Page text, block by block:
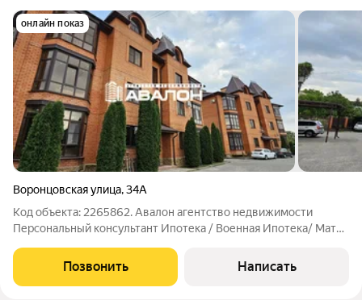
онлайн показ
Воронцовская улица,34А
Код объекта: 2265862. Авалон агентство недвижимости
Персональный консультант Ипотека / Военная Ипотека/ Мат
Удобная планировка: просторная кухня , две изолированные
спальни, прихожая, раздельный
Позвонить Написать